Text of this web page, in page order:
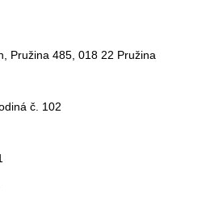
Pružina 485, 018 22 Pružina
č. 102